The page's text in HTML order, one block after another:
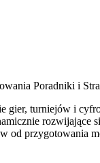
Poradniki i
gier, turniejów i
od przygotowania